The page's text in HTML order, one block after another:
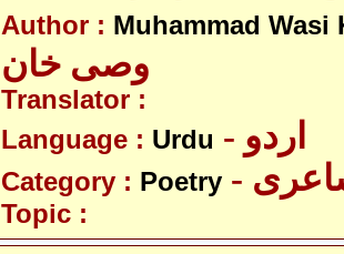
Author : Muhammad Wasi
وصی خان
Translator :
Language : Urdu - اردو
Category : Poetry
Topic :